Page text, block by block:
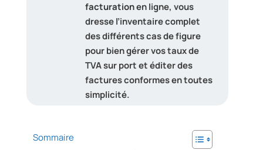
facturationen ligne, vous
dresse l’inventaire complet
des différents cas de figure
pour bien gérer vos taux de
TVA sur port et éditer des
factures conformes en toutes
simplicité.
Sommaire